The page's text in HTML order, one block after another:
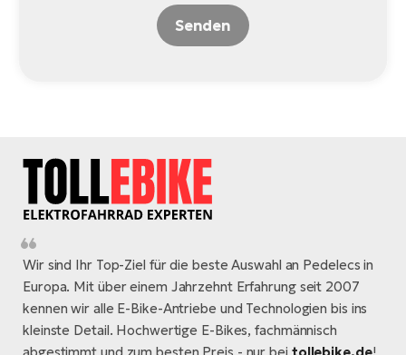
Senden
Wir sind Ihr Top-Ziel für die beste Auswahl an Pedelecs in
Europa. Mit über einem Jahrzehnt Erfahrung seit 2007
kennen wir alle E-Bike-Antriebe und Technologien bis ins
kleinste Detail. Hochwertige E-Bikes, fachmännisch
abgestimmt und zum besten Preis - nur bei tollebike.de!